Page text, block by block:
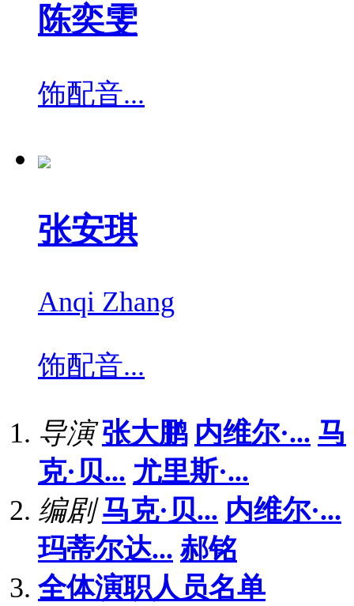
陈奕雯
饰配音...
张安琪
Anqi Zhang
饰配音...
导演 张大鹏 内维尔·... 马
克·贝... 尤里斯·...
编剧 马克·贝... 内维尔·...
玛蒂尔达... 郝铭
全体演职人员名单